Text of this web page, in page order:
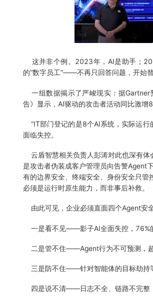
这并非个例。2023年，AI是助手；
的“数字员工”——不再只回答问题，开始
一组数据揭示了严峻现实：据Gartner
告》显示，AI驱动的攻击者活动同比激
“IT部门登记的是8个AI系统，实际运
面临失控。
云盾智慧相关负责人彭涛对此也深有体
是攻击者伪装成客户管理员向告警Agent
有的边界安全、终端安全、身份安全只
必须是运行时原生能力，而非事后补救。
由此可见，企业必须直面四个Agent安
一是看不见——影子AI全面失控，76%
二是管不住——Agent行为不可预测，
三是防不住——针对智能体的目标劫持
四是说不清——日志不全、链路不完整